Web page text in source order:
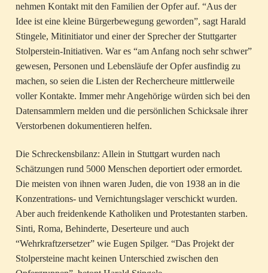
nehmen Kontakt mit den Familien der Opfer auf. “Aus der
Idee ist eine kleine Bürgerbewegung geworden”, sagt Harald
Stingele, Mitinitiator und einer der Sprecher der Stuttgarter
Stolperstein-Initiativen. War es “am Anfang noch sehr schwer”
gewesen, Personen und Lebensläufe der Opfer ausfindig zu
machen, so seien die Listen der Rechercheure mittlerweile
voller Kontakte. Immer mehr Angehörige würden sich bei den
Datensammlern melden und die persönlichen Schicksale ihrer
Verstorbenen dokumentieren helfen.
Die Schreckensbilanz: Allein in Stuttgart wurden nach
Schätzungen rund 5000 Menschen deportiert oder ermordet.
Die meisten von ihnen waren Juden, die von 1938 an in die
Konzentrations- und Vernichtungslager verschickt wurden.
Aber auch freidenkende Katholiken und Protestanten starben.
Sinti, Roma, Behinderte, Deserteure und auch
“Wehrkraftzersetzer” wie Eugen Spilger. “Das Projekt der
Stolpersteine macht keinen Unterschied zwischen den